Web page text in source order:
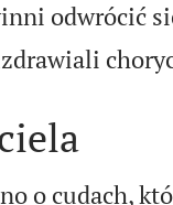
odwrócić
o cudach,